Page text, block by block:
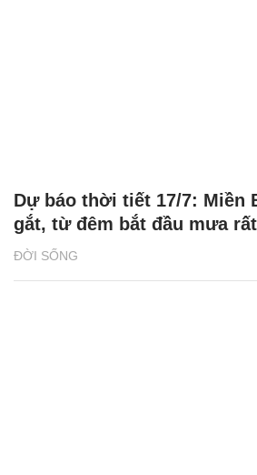
ĐỜI SỐNG
Dự báo thời tiết 17/7: Miền
gắt, từ đêm bắt đầu mưa